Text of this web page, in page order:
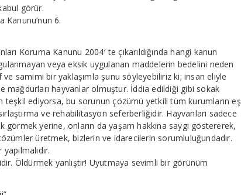
görür.
Kanunu’nun 6.
Koruma Kanunu 2004′ te çıkarıldığında hangi kanun
veya eksik uygulanan maddelerin bedelini neden
samimi bir yaklaşımla şunu söyleyebiliriz ki; insan eliyle
mağdurları hayvanlar olmuştur. İddia edildiği gibi sokak
teşkil ediyorsa, bu sorunun çözümü yetkili tüm kurumların eş
ve rehabilitasyon seferberliğidir. Hayvanları sadece
yerine, onların da yaşam hakkına saygı göstererek,
üretmek, bizlerin ve idarecilerin sorumluluğundadır.
Öldürmek yanlıştır! Uyutmaya sevimli bir görünüm